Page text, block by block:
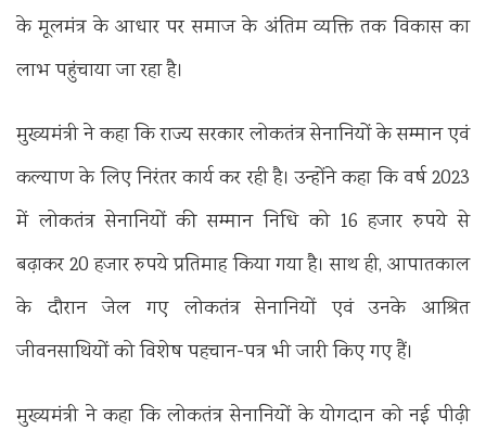
के मूलमंत्र के आधार पर समाज के अंतिम व्यक्ति तक विकास का
लाभ पहुंचाया जा रहा है।
मुख्यमंत्री ने कहा कि राज्य सरकार लोकतंत्र सेनानियों के सम्मान एवं
कल्याण के लिए निरंतर कार्य कर रही है। उन्होंने कहा कि वर्ष 2023
में लोकतंत्र सेनानियों की सम्मान निधि को 16 हजार रुपये से
बढ़ाकर 20 हजार रुपये प्रतिमाह किया गया है। साथ ही, आपातकाल
के दौरान जेल गए लोकतंत्र सेनानियों एवं उनके आश्रित
जीवनसाथियों को विशेष पहचान-पत्र भी जारी किए गए हैं।
मुख्यमंत्री ने कहा कि लोकतंत्र सेनानियों के योगदान को नई पीढ़ी